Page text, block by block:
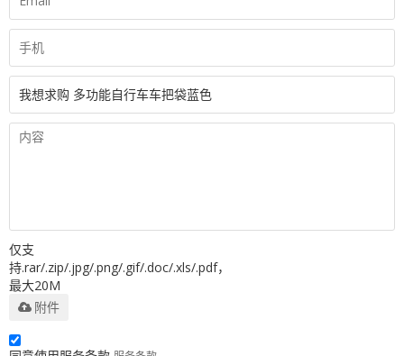
仅支
持.rar/.zip/.jpg/.png/.gif/.doc/.xls/.pdf，
最大20M
附件